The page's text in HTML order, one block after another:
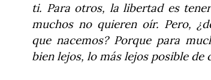
ti. Para otros, la libertad es
muchos no quieren oír. Pero,
que nacemos? Porque para
bien lejos, lo más lejos posible de